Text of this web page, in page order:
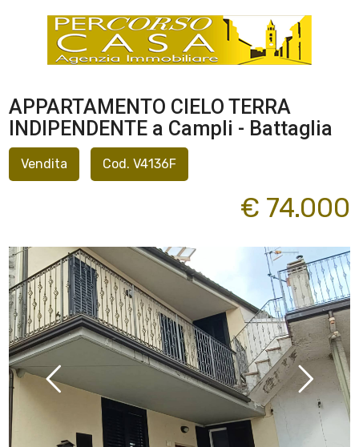
APPARTAMENTO CIELO TERRA
INDIPENDENTE a Campli - Battaglia
Vendita Cod. V4136F
€ 74.000